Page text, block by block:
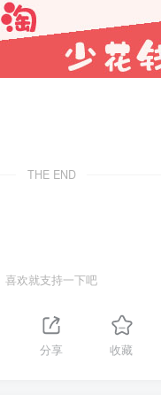
THE END
喜欢就支持一下吧
分享 收藏